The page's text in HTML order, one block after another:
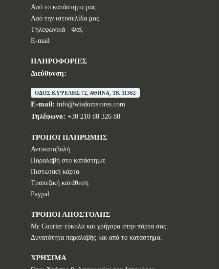
Από το κατάστημα μας
Από την ιστοσελίδα μας
Tηλεφωνικά - Φαξ
E-mail
ΠΛΗΡΟΦΟΡΙΕΣ
Διεύθυνση:
ΟΔΟΣ ΚΥΨΕΛΗΣ 72, ΑΘΗΝΑ, TK 11362
E-mail: info@wisdomstores.com
Τηλέφωνο: +30 210 88 326 88
ΤΡΟΠΟΙ ΠΛΗΡΩΜΗΣ
Αντικαταβολή
Παραλαβή στο κατάστημα
Πιστωτική κάρτα
Τραπεζική κατάθεση
Paypal
ΤΡΟΠΟΙ ΑΠΟΣΤΟΛΗΣ
Με Courier εύκολα και γρήγορα στην πόρτα σας.
Δυνατότητα παραλαβής και από το κατάστημα.
ΧΡΗΣΙΜΑ